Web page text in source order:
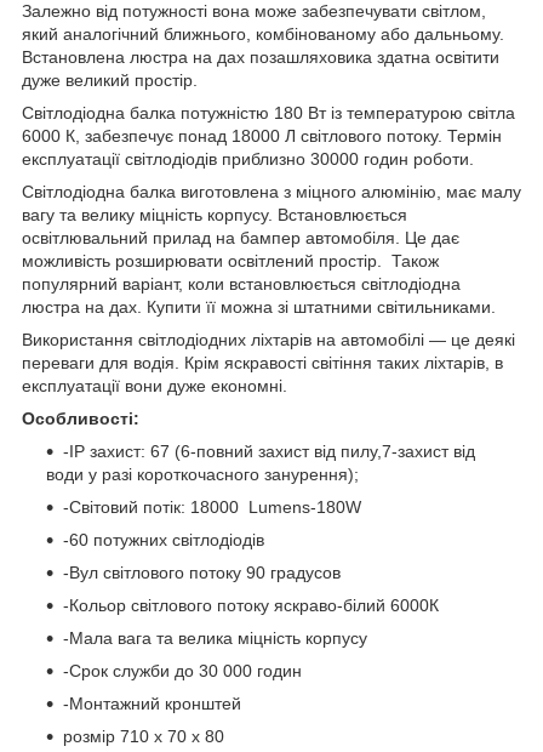
Залежно від потужності вона може забезпечувати світлом,
який аналогічний ближнього, комбінованому або дальньому.
Встановлена люстра на дах позашляховика здатна освітити
дуже великий простір.
Світлодіодна балка потужністю 180 Вт із температурою світла
6000 К, забезпечує понад 18000 Л світлового потоку. Термін
експлуатації світлодіодів приблизно 30000 годин роботи.
Світлодіодна балка виготовлена з міцного алюмінію, має малу
вагу та велику міцність корпусу. Встановлюється
освітлювальний прилад на бампер автомобіля. Це дає
можливість розширювати освітлений простір. Також
популярний варіант, коли встановлюється світлодіодна
люстра на дах. Купити її можна зі штатними світильниками.
Використання світлодіодних ліхтарів на автомобілі — це деякі
переваги для водія. Крім яскравості світіння таких ліхтарів, в
експлуатації вони дуже економні.
Особливості:
-IP захист: 67 (6-повний захист від пилу,7-захист від
води у разі короткочасного занурення);
-Світовий потік: 18000 Lumens-180W
-60 потужних світлодіодів
-Вул світлового потоку 90 градусов
-Кольор світлового потоку яскраво-білий 6000К
-Мала вага та велика міцність корпусу
-Срок служби до 30 000 годин
-Монтажний кронштей
розмір 710 х 70 х 80